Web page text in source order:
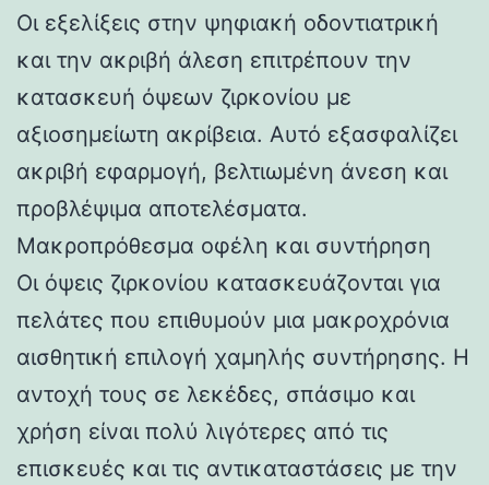
Οι εξελίξεις στην ψηφιακή οδοντιατρική
και την ακριβή άλεση επιτρέπουν την
κατασκευή όψεων ζιρκονίου με
αξιοσημείωτη ακρίβεια. Αυτό εξασφαλίζει
ακριβή εφαρμογή, βελτιωμένη άνεση και
προβλέψιμα αποτελέσματα.
Μακροπρόθεσμα οφέλη και συντήρηση
Οι όψεις ζιρκονίου κατασκευάζονται για
πελάτες που επιθυμούν μια μακροχρόνια
αισθητική επιλογή χαμηλής συντήρησης. Η
αντοχή τους σε λεκέδες, σπάσιμο και
χρήση είναι πολύ λιγότερες από τις
επισκευές και τις αντικαταστάσεις με την